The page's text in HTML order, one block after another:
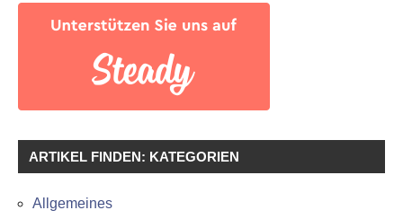
ARTIKEL FINDEN: KATEGORIEN
Allgemeines